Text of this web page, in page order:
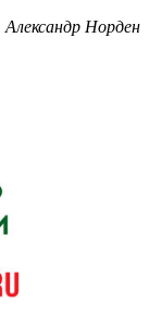
Александр Норден